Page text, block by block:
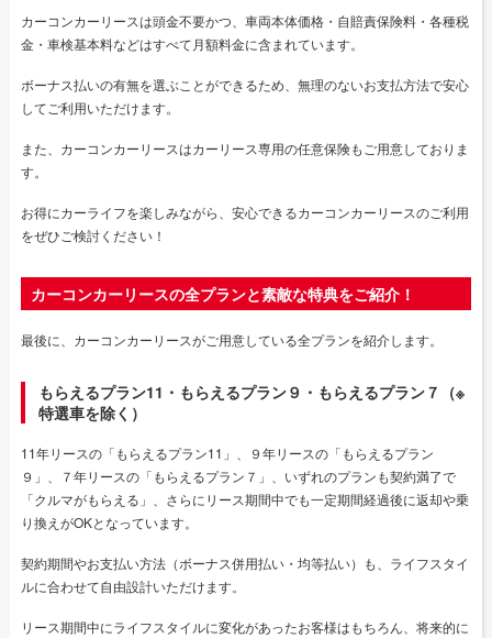
カーコンカーリースは頭金不要かつ、車両本体価格・自賠責保険料・各種税
金・車検基本料などはすべて月額料金に含まれています。
ボーナス払いの有無を選ぶことができるため、無理のないお支払方法で安心
してご利用いただけます。
また、カーコンカーリースはカーリース専用の任意保険もご用意しておりま
す。
お得にカーライフを楽しみながら、安心できるカーコンカーリースのご利用
をぜひご検討ください！
カーコンカーリースの全プランと素敵な特典をご紹介！
最後に、カーコンカーリースがご用意している全プランを紹介します。
もらえるプラン11・もらえるプラン９・もらえるプラン７（※
特選車を除く）
11年リースの「もらえるプラン11」、９年リースの「もらえるプラン
９」、７年リースの「もらえるプラン７」、いずれのプランも契約満了で
「クルマがもらえる」、さらにリース期間中でも一定期間経過後に返却や乗
り換えがOKとなっています。
契約期間やお支払い方法（ボーナス併用払い・均等払い）も、ライフスタイ
ルに合わせて自由設計いただけます。
リース期間中にライフスタイルに変化があったお客様はもちろん、将来的に